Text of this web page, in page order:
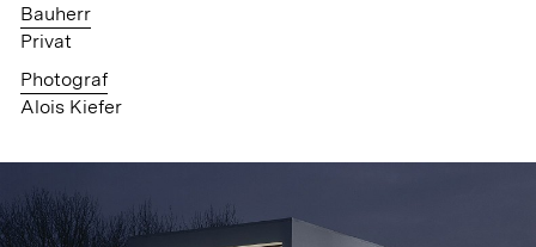
Bauherr
Privat
Photograf
Alois Kiefer